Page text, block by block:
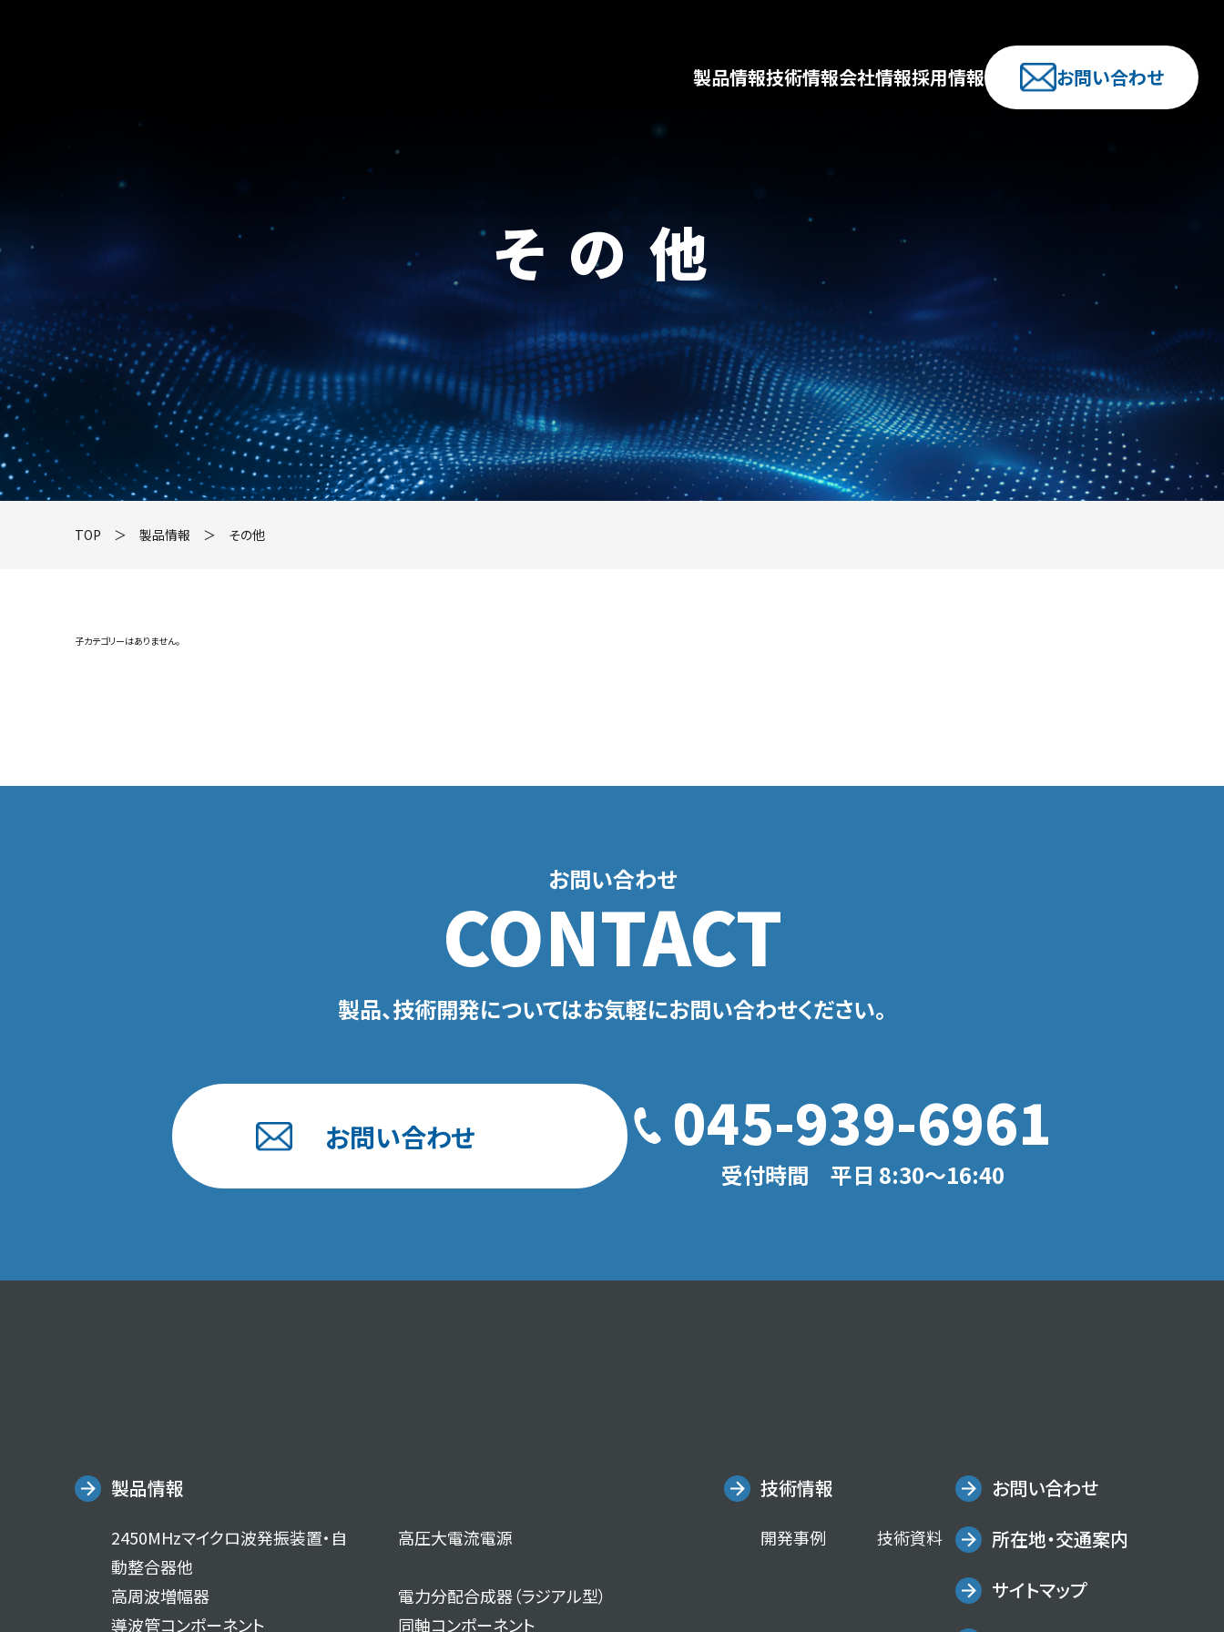
製品情報技術情報会社情報採用情報 お問い合わせ
その他
TOP ＞ 製品情報 ＞ その他
子カテゴリーはありません。
お問い合わせ
CONTACT
製品、技術開発についてはお気軽にお問い合わせください。
お問い合わせ 045-939-6961
受付時間 平日 8:30〜16:40
製品情報
2450MHzマイクロ波発振装置・自
動整合器他
高圧大電流電源
高周波増幅器
電力分配合成器（ラジアル型）
導波管コンポーネント
同軸コンポーネント
技術情報
開発事例 技術資料
お問い合わせ
所在地・交通案内
サイトマップ